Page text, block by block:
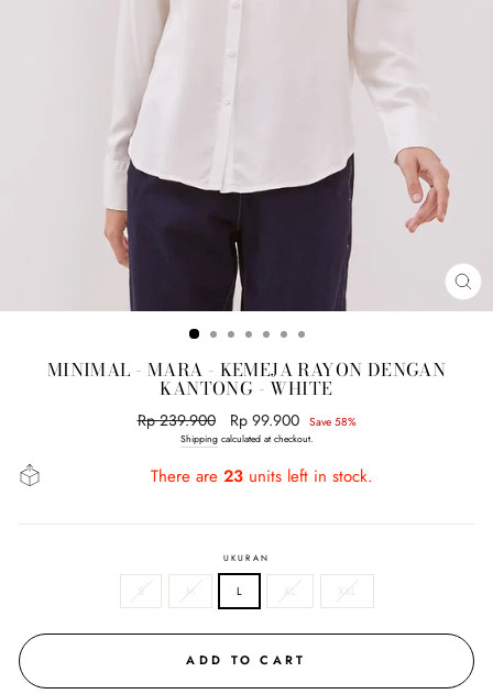
MINIMAL - MARA - KEMEJA RAYON DENGAN
KANTONG - WHITE
Regular
price
Rp 239.900
Sale
price
Rp 99.900 Save 58%
Shippingcalculated at checkout.
There are 23units left in stock.
UKURAN
S M L XL XXL
ADD TO CART